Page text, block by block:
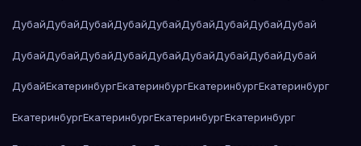
ДубайДубайДубайДубайДубайДубайДубайДубайДубай
ДубайДубайДубайДубайДубайДубайДубайДубайДубай
ДубайЕкатеринбургЕкатеринбургЕкатеринбургЕкатеринбург
ЕкатеринбургЕкатеринбургЕкатеринбургЕкатеринбург